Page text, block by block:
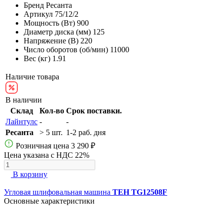
Бренд Ресанта
Артикул 75/12/2
Мощность (Вт) 900
Диаметр диска (мм) 125
Напряжение (В) 220
Число оборотов (об/мин) 11000
Вес (кг) 1.91
Наличие товара
В наличии
Склад
Кол-во Срок поставки.
Лайнтулс -
-
Ресанта
> 5 шт. 1-2 раб. дня
Розничная цена 3 290 ₽
Цена указана с НДС 22%
В корзину
Угловая шлифовальная машина TEH TG12508F
Основные характеристики